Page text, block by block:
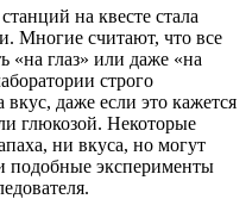
на квесте стала
Многие считают, что все
«на глаз» или даже «на
строго
даже если это кажется
глюкозой. Некоторые
ни вкуса, но могут
подобные эксперименты